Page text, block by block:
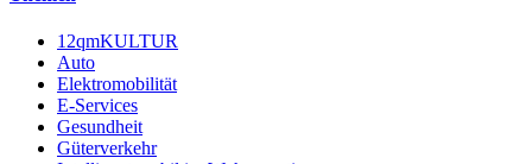
12qmKULTUR
Auto
Elektromobilität
E-Services
Gesundheit
Güterverkehr